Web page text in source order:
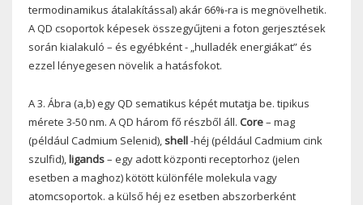
termodinamikus átalakítással) akár 66%-ra is megnövelhetik.
A QD csoportok képesek összegyűjteni a foton gerjesztések
során kialakuló – és egyébként - „hulladék energiákat” és
ezzel lényegesen növelik a hatásfokot.
A 3. Ábra (a,b) egy QD sematikus képét mutatja be. tipikus
mérete 3-50 nm. A QD három fő részből áll. Core– mag
(például Cadmium Selenid),shell-héj (például Cadmium cink
szulfid),ligands– egy adott központi receptorhoz (jelen
esetben a maghoz) kötött különféle molekula vagy
atomcsoportok. a külső héj ez esetben abszorberként